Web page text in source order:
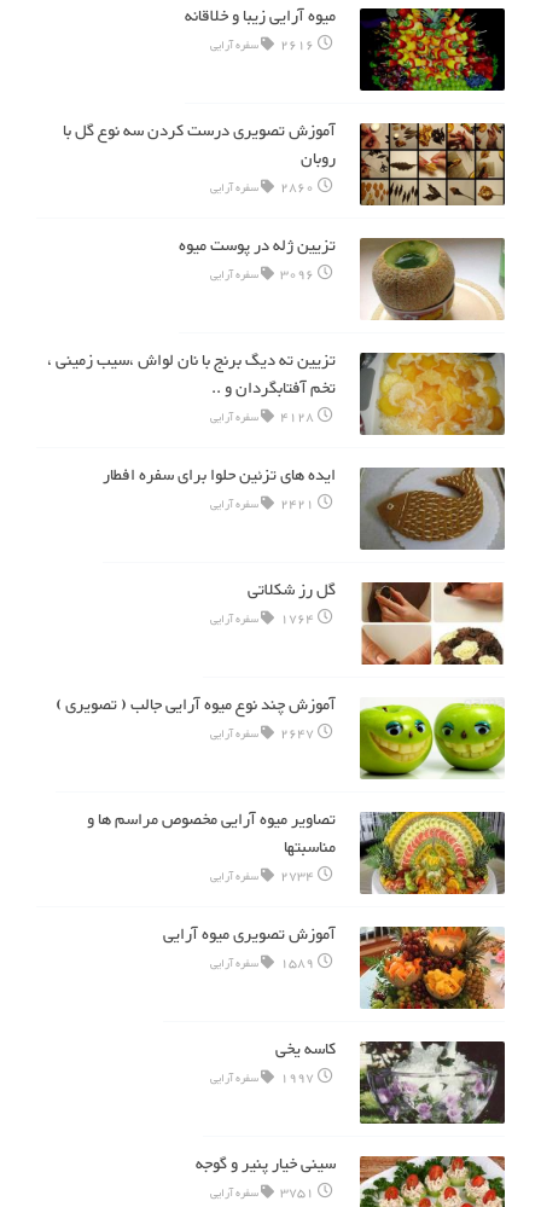
میوه آرایی زیبا و خلاقانه
2616 سفره آرایی
آموزش تصویری درست کردن سه نوع گل با
روبان
2860 سفره آرایی
تزیین ژله در پوست میوه
3096 سفره آرایی
تزیین ته دیگ برنج با نان لواش ،سیب زمینی ،
تخم آفتابگردان و ..
4128 سفره آرایی
ایده های تزئین حلوا برای سفره افطار
2421 سفره آرایی
گل رز شکلاتی
1764 سفره آرایی
آموزش چند نوع میوه آرایی جالب ( تصویری )
2647 سفره آرایی
تصاویر میوه آرایی مخصوص مراسم ها و
مناسبتها
2734 سفره آرایی
آموزش تصویری میوه آرایی
1589 سفره آرایی
کاسه یخی
1997 سفره آرایی
سینی خیار پنیر و گوجه
3751 سفره آرایی